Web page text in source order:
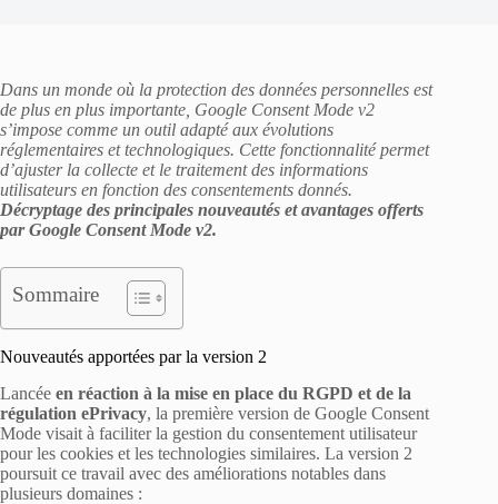
Dans un monde où la protection des données personnelles est
de plus en plus importante, Google Consent Mode v2
s’impose comme un outil adapté aux évolutions
réglementaires et technologiques. Cette fonctionnalité permet
d’ajuster la collecte et le traitement des informations
utilisateurs en fonction des consentements donnés.
Décryptage des principales nouveautés et avantages offerts
par Google Consent Mode v2.
Sommaire
Nouveautés apportées par la version 2
Lancée en réaction à la mise en place du RGPD et de la
régulation ePrivacy, la première version de Google Consent
Mode visait à faciliter la gestion du consentement utilisateur
pour les cookies et les technologies similaires. La version 2
poursuit ce travail avec des améliorations notables dans
plusieurs domaines :